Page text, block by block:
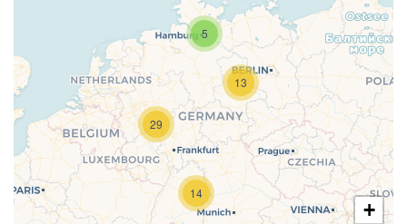
Laden der Karte...
5
13
14
29
+